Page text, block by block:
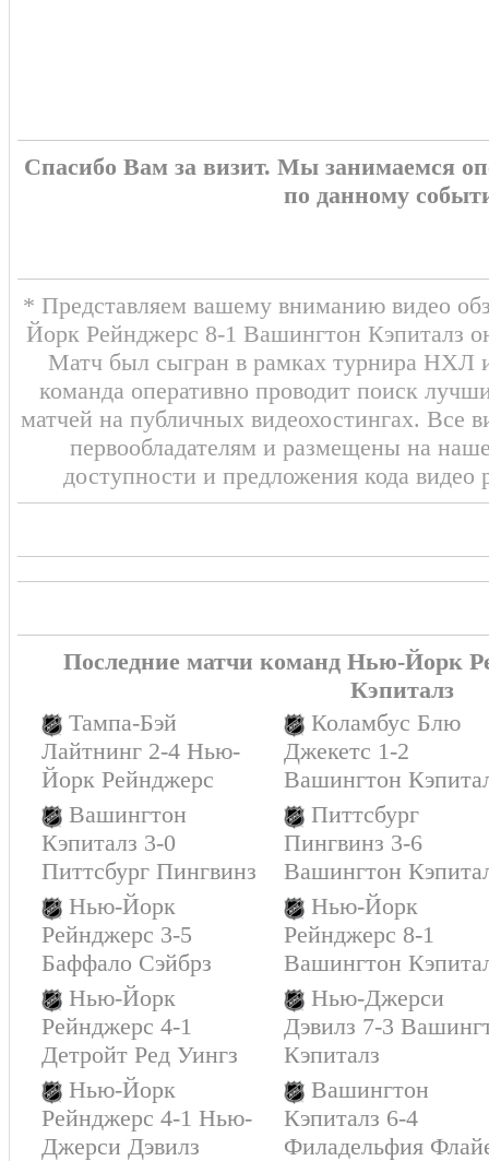
Спасибо Вам за визит. Мы занимаемся
по данному
* Представляем вашему вниманию видео
Йорк Рейнджерс 8-1 Вашингтон Кэпиталз
Матч был сыгран в рамках турнира НХЛ
команда оперативно проводит поиск
матчей на публичных видеохостингах. Все
первообладателям и размещены на
доступности и предложения кода видео
Последние матчи команд Нью-Йорк
Кэпиталз
Тампа-Бэй
Лайтнинг 2-4 Нью-
Йорк Рейнджерс
Коламбус Блю
Джекетс 1-2
Вашингтон
Вашингтон
Кэпиталз 3-0
Питтсбург Пингвинз
Питтсбург
Пингвинз 3-6
Вашингтон
Нью-Йорк
Рейнджерс 3-5
Баффало Сэйбрз
Нью-Йорк
Рейнджерс 8-1
Вашингтон
Нью-Йорк
Рейнджерс 4-1
Детройт Ред Уингз
Нью-Джерси
Дэвилз 7-3
Кэпиталз
Нью-Йорк
Рейнджерс 4-1 Нью-
Джерси Дэвилз
Вашингтон
Кэпиталз 6-4
Филадельфия